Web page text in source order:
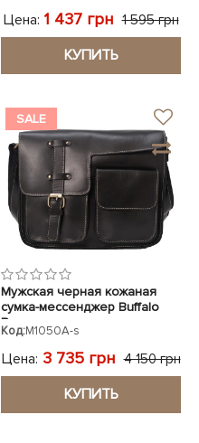
Цена: 1 437 грн 1 595 грн
КУПИТЬ
SALE
Мужская черная кожаная
сумка-мессенджер Buffalo
Bags
Код:M1050A-s
Цена: 3 735 грн 4 150 грн
КУПИТЬ